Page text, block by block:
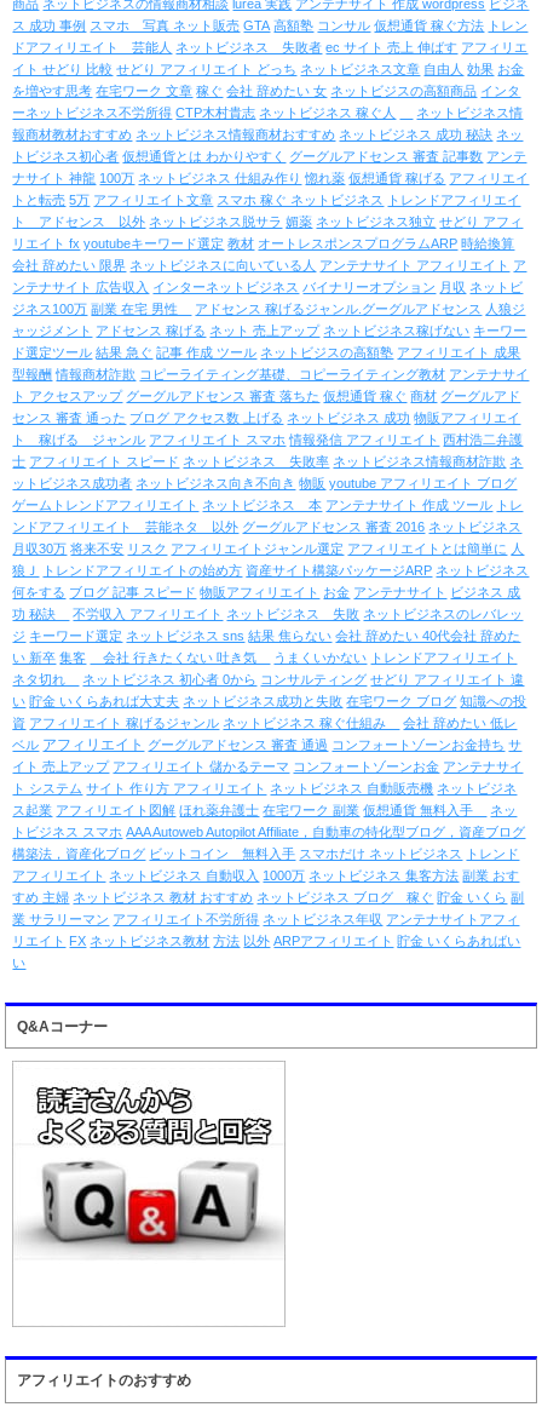
商品 ネットビジネスの情報商材相談 lurea 実践 アンテナサイト 作成 wordpress ビジネ
ス 成功 事例 スマホ 写真 ネット販売 GTA 高額塾 コンサル 仮想通貨 稼ぐ方法 トレン
ドアフィリエイト 芸能人 ネットビジネス 失敗者 ec サイト 売上 伸ばす アフィリエ
イト せどり 比較 せどり アフィリエイト どっち ネットビジネス文章 自由人 効果 お金
を増やす思考 在宅ワーク 文章 稼ぐ 会社 辞めたい 女 ネットビジスの高額商品 インタ
ーネットビジネス不労所得 CTP木村貴志 ネットビジネス 稼ぐ人
ネットビジネス情
報商材教材おすすめ ネットビジネス情報商材おすすめ ネットビジネス 成功 秘訣 ネッ
トビジネス初心者 仮想通貨とは わかりやすく グーグルアドセンス 審査 記事数 アンテ
ナサイト 神龍 100万 ネットビジネス 仕組み作り 惚れ薬 仮想通貨 稼げる アフィリエイ
トと転売 5万 アフィリエイト文章 スマホ 稼ぐ ネットビジネス
トレンドアフィリエイ
ト アドセンス 以外 ネットビジネス脱サラ 媚薬 ネットビジネス独立 せどり アフィ
リエイト fx youtubeキーワード選定 教材 オートレスポンスプログラムARP 時給換算
会社 辞めたい 限界 ネットビジネスに向いている人 アンテナサイト アフィリエイト ア
ンテナサイト 広告収入 インターネットビジネス バイナリーオプション 月収 ネットビ
ジネス100万 副業 在宅 男性 アドセンス 稼げるジャンル.グーグルアドセンス
人狼ジ
ャッジメント アドセンス 稼げる ネット 売上アップ ネットビジネス稼げない キーワー
ド選定ツール 結果 急ぐ 記事 作成 ツール ネットビジスの高額塾 アフィリエイト 成果
型報酬 情報商材詐欺 コピーライティング基礎、コピーライティング教材 アンテナサイ
ト アクセスアップ グーグルアドセンス 審査 落ちた 仮想通貨 稼ぐ 商材 グーグルアド
センス 審査 通った ブログ アクセス数 上げる ネットビジネス 成功 物販アフィリエイ
ト 稼げる ジャンル アフィリエイト スマホ 情報発信 アフィリエイト 西村浩二弁護
士 アフィリエイト スピード ネットビジネス 失敗率 ネットビジネス情報商材詐欺 ネ
ットビジネス成功者 ネットビジネス向き不向き 物販 youtube アフィリエイト ブログ
ゲームトレンドアフィリエイト ネットビジネス 本 アンテナサイト 作成 ツール トレ
ンドアフィリエイト 芸能ネタ 以外 グーグルアドセンス 審査 2016 ネットビジネス
月収30万 将来不安 リスク アフィリエイトジャンル選定 アフィリエイトとは簡単に 人
狼Ｊ
トレンドアフィリエイトの始め方 資産サイト構築パッケージARP ネットビジネス
何をする ブログ 記事 スピード 物販アフィリエイト お金 アンテナサイト ビジネス 成
功 秘訣
不労収入 アフィリエイト ネットビジネス 失敗 ネットビジネスのレバレッ
ジ キーワード選定 ネットビジネス sns 結果 焦らない 会社 辞めたい 40代会社 辞めた
い 新卒 集客 会社 行きたくない 吐き気 うまくいかない トレンドアフィリエイト
ネタ切れ
ネットビジネス 初心者 0から コンサルティング せどり アフィリエイト 違
い 貯金 いくらあれば大丈夫 ネットビジネス成功と失敗 在宅ワーク ブログ 知識への投
資 アフィリエイト 稼げるジャンル ネットビジネス 稼ぐ仕組み
会社 辞めたい 低レ
ベル アフィリエイト グーグルアドセンス 審査 通過 コンフォートゾーンお金持ち サ
イト 売上アップ アフィリエイト 儲かるテーマ コンフォートゾーンお金 アンテナサイ
ト システム サイト 作り方 アフィリエイト ネットビジネス 自動販売機 ネットビジネ
ス起業 アフィリエイト図解 ほれ薬弁護士 在宅ワーク 副業 仮想通貨 無料入手
ネッ
トビジネス スマホ AAA Autoweb Autopilot Affiliate，自動車の特化型ブログ，資産ブログ
構築法，資産化ブログ ビットコイン 無料入手 スマホだけ ネットビジネス
トレンド
アフィリエイト ネットビジネス 自動収入 1000万 ネットビジネス 集客方法 副業 おす
すめ 主婦 ネットビジネス 教材 おすすめ ネットビジネス ブログ 稼ぐ 貯金 いくら 副
業 サラリーマン アフィリエイト不労所得 ネットビジネス年収 アンテナサイトアフィ
リエイト FX ネットビジネス教材 方法 以外 ARPアフィリエイト 貯金 いくらあればい
い
Q&Aコーナー
アフィリエイトのおすすめ